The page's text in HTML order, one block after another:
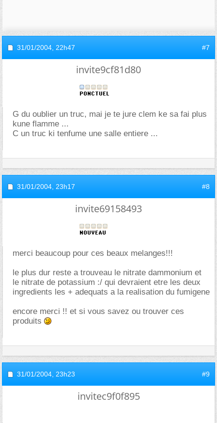
31/01/2004, 22h47 #7
invite9cf81d80
G du oublier un truc, mai je te jure clem ke sa fai plus
kune flamme ...
C un truc ki tenfume une salle entiere ...
31/01/2004, 23h17 #8
invite69158493
merci beaucoup pour ces beaux melanges!!!
le plus dur reste a trouveau le nitrate dammonium et
le nitrate de potassium :/ qui devraient etre les deux
ingredients les + adequats a la realisation du fumigene
encore merci !! et si vous savez ou trouver ces
produits
31/01/2004, 23h23 #9
invitec9f0f895